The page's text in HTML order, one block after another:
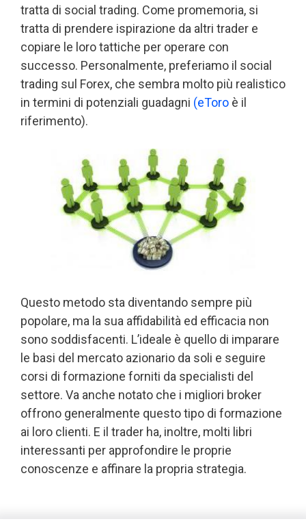
tratta di social trading. Come promemoria, si
tratta di prendere ispirazione da altri trader e
copiare le loro tattiche per operare con
successo. Personalmente, preferiamo il social
trading sul Forex, che sembra molto più realistico
in termini di potenziali guadagni (eToro è il
riferimento).
Questo metodo sta diventando sempre più
popolare, ma la sua affidabilità ed efficacia non
sono soddisfacenti. L’ideale è quello di imparare
le basi del mercato azionario da soli e seguire
corsi di formazione forniti da specialisti del
settore. Va anche notato che i migliori broker
offrono generalmente questo tipo di formazione
ai loro clienti. E il trader ha, inoltre, molti libri
interessanti per approfondire le proprie
conoscenze e affinare la propria strategia.